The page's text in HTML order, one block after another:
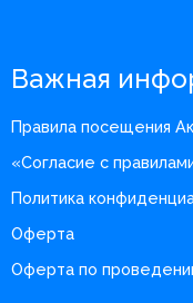
Важная
Правила посещения
«Согласие с
Политика
Оферта
Оферта по